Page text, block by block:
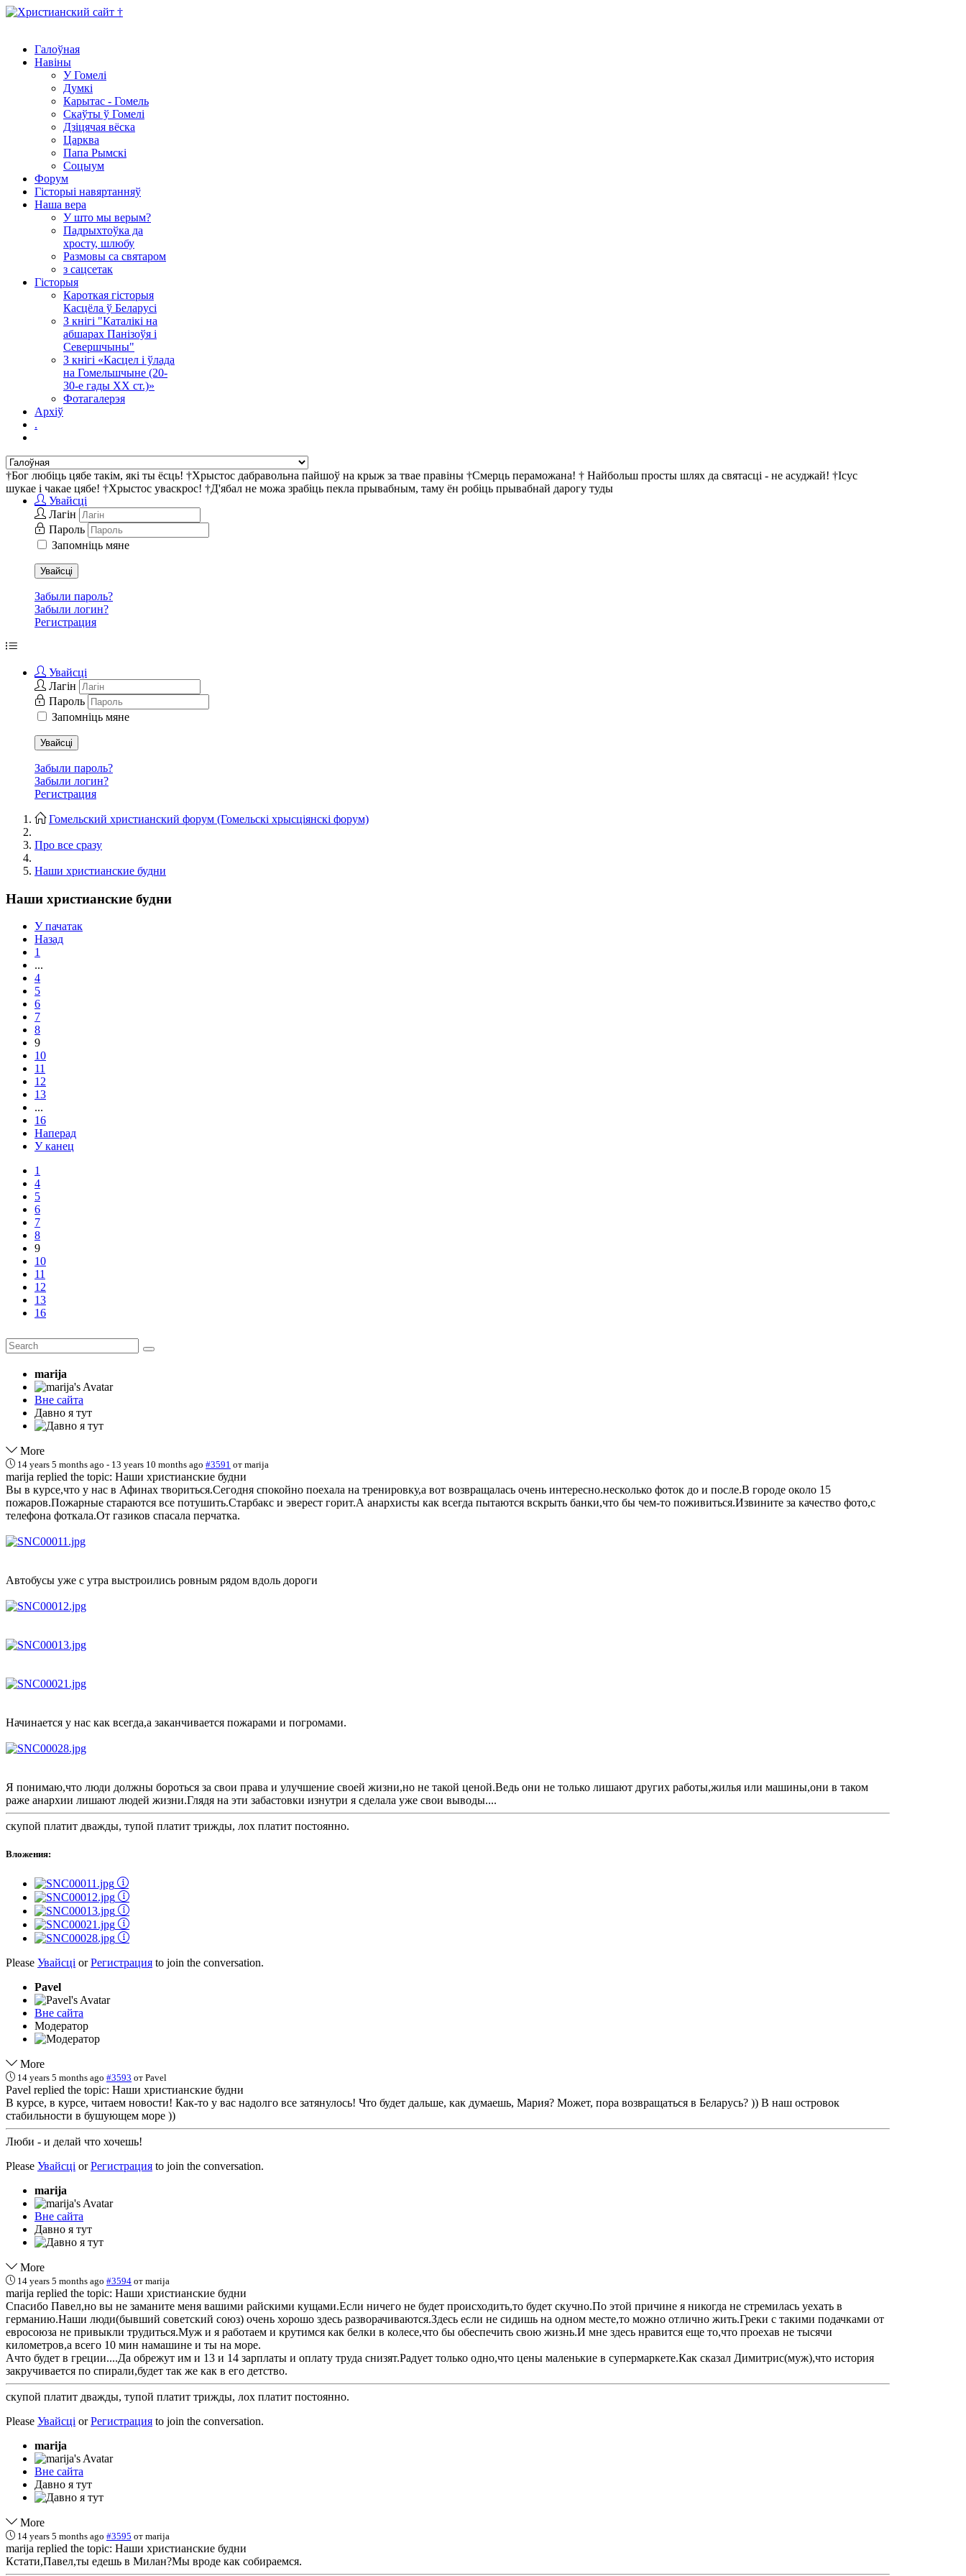
Галоўная
Навіны
У Гомелі
Думкі
Карытас - Гомель
Скаўты ў Гомелі
Дзіцячая вёска
Царква
Папа Рымскі
Соцыум
Форум
Гісторыі навяртанняў
Наша вера
У што мы верым?
Падрыхтоўка да
хросту, шлюбу
Размовы са святаром
з сацсетак
Гісторыя
Кароткая гісторыя
Касцёла ў Беларусі
З кнігі "Каталікі на
абшарах Панізоўя і
Севершчыны"
З кнігі «Касцел і ўлада
на Гомельшчыне (20-
30-е гады ХХ ст.)»
Фотагалерэя
Архіў
.
†Бог любіць цябе такім, які ты ёсць! †Хрыстос дабравольна пайшоў на крыж за твае правіны †Смерць пераможана! † Найбольш просты шлях да святасці - не асуджай! †Ісус
шукае і чакае цябе! †Хрыстос уваскрос! †Д'ябал не можа зрабіць пекла прывабным, таму ён робіць прывабнай дарогу туды
Увайсці
Лагін
Пароль
Запомніць мяне
Увайсці
Забыли пароль?
Забыли логин?
Регистрация
Увайсці
Лагін
Пароль
Запомніць мяне
Увайсці
Забыли пароль?
Забыли логин?
Регистрация
Гомельский христианский форум (Гомельскі хрысціянскі форум)
Про все сразу
Наши христианские будни
Наши христианские будни
У пачатак
Назад
1
...
4
5
6
7
8
9
10
11
12
13
...
16
Наперад
У канец
1
4
5
6
7
8
9
10
11
12
13
16
marija
Вне сайта
Давно я тут
More
14 years 5 months ago - 13 years 10 months ago #3591 от marija
marija replied the topic: Наши христианские будни
Вы в курсе,что у нас в Афинах твориться.Сегодня спокойно поехала на тренировку,а вот возвращалась очень интересно.несколько фоток до и после.В городе около 15
пожаров.Пожарные стараются все потушить.Старбакс и эверест горит.А анархисты как всегда пытаются вскрыть банки,что бы чем-то поживиться.Извините за качество фото,с
телефона фоткала.От газиков спасала перчатка.
Автобусы уже с утра выстроились ровным рядом вдоль дороги
Начинается у нас как всегда,а заканчивается пожарами и погромами.
Я понимаю,что люди должны бороться за свои права и улучшение своей жизни,но не такой ценой.Ведь они не только лишают других работы,жилья или машины,они в таком
раже анархии лишают людей жизни.Глядя на эти забастовки изнутри я сделала уже свои выводы....
скупой платит дважды, тупой платит трижды, лох платит постоянно.
Вложения:
Please Увайсці orРегистрация to join the conversation.
Pavel
Вне сайта
Модератор
More
14 years 5 months ago #3593 от Pavel
Pavel replied the topic: Наши христианские будни
В курсе, в курсе, читаем новости! Как-то у вас надолго все затянулось! Что будет дальше, как думаешь, Мария? Может, пора возвращаться в Беларусь? )) В наш островок
стабильности в бушующем море ))
Люби - и делай что хочешь!
Please Увайсці orРегистрация to join the conversation.
marija
Вне сайта
Давно я тут
More
14 years 5 months ago #3594 от marija
marija replied the topic: Наши христианские будни
Спасибо Павел,но вы не заманите меня вашими райскими кущами.Если ничего не будет происходить,то будет скучно.По этой причине я никогда не стремилась уехать в
германию.Наши люди(бывший советский союз) очень хорошо здесь разворачиваются.Здесь если не сидишь на одном месте,то можно отлично жить.Греки с такими подачками от
евросоюза не привыкли трудиться.Муж и я работаем и крутимся как белки в колесе,что бы обеспечить свою жизнь.И мне здесь нравится еще то,что проехав не тысячи
километров,а всего 10 мин намашине и ты на море.
Ачто будет в греции....Да обрежут им и 13 и 14 зарплаты и оплату труда снизят.Радует только одно,что цены маленькие в супермаркете.Как сказал Димитрис(муж),что история
закручивается по спирали,будет так же как в его детство.
скупой платит дважды, тупой платит трижды, лох платит постоянно.
Please Увайсці orРегистрация to join the conversation.
marija
Вне сайта
Давно я тут
More
14 years 5 months ago #3595 от marija
marija replied the topic: Наши христианские будни
Кстати,Павел,ты едешь в Милан?Мы вроде как собираемся.